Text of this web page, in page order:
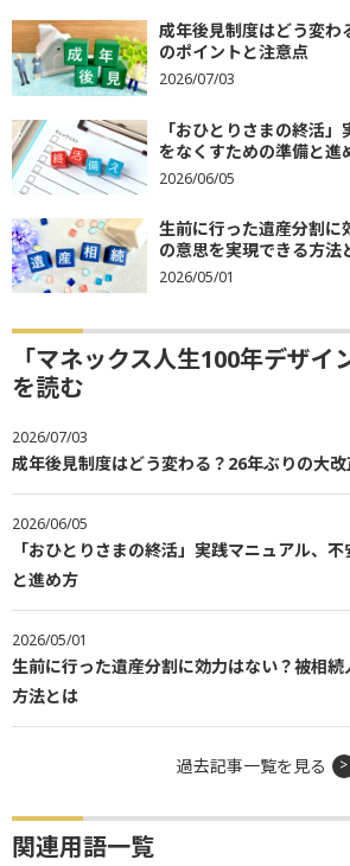
成年後見制度はどう変わ
のポイントと注意点
2026/07/03
「おひとりさまの終活
をなくすための準備と進
2026/06/05
生前に行った遺産分割に
の意思を実現できる方法
2026/05/01
「マネックス人生100年デザイ
を読む
2026/07/03
成年後見制度はどう変わる？26年ぶりの大
2026/06/05
「おひとりさまの終活」実践マニュアル、
と進め方
2026/05/01
生前に行った遺産分割に効力はない？被相
方法とは
過去記事一覧を見る
関連用語一覧